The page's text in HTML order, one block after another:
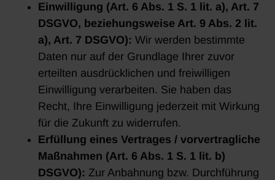
Einwilligung (Art. 6 Abs. 1 S. 1 lit. a), Art. 7
DSGVO, beziehungsweise Art. 9 Abs. 2 lit.
a), Art. 7 DSGVO): Wir werden bestimmte
Daten nur auf der Grundlage Ihrer zuvor
erteilten ausdrücklichen und freiwilligen
Einwilligung verarbeiten. Sie haben das
Recht, Ihre Einwilligung jederzeit mit Wirkung
für die Zukunft zu widerrufen.
Erfüllung eines Vertrages / vorvertragliche
Maßnahmen (Art. 6 Abs. 1 S. 1 lit. b)
DSGVO): Zur Anbahnung bzw. Durchführung